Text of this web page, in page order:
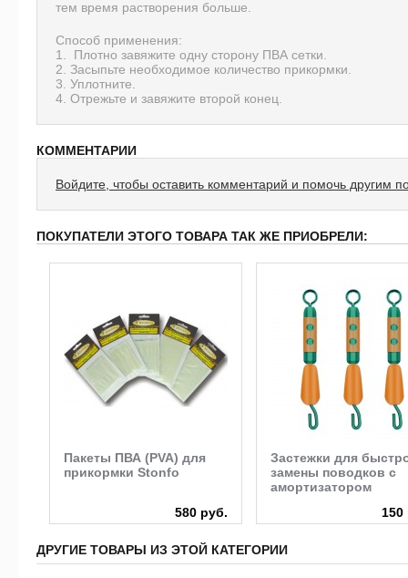
тем время растворения больше.
Способ применения:
Плотно завяжите одну сторону ПВА сетки.
Засыпьте необходимое количество прикормки.
Уплотните.
Отрежьте и завяжите второй конец.
КОММЕНТАРИИ
Войдите, чтобы оставить комментарий и помочь другим
ПОКУПАТЕЛИ ЭТОГО ТОВАРА ТАК ЖЕ ПРИОБРЕЛИ:
Пакеты ПВА (PVA) для
прикормки Stonfo
580 руб.
Застежки для
замены поводков с
амортизатором
150
ДРУГИЕ ТОВАРЫ ИЗ ЭТОЙ КАТЕГОРИИ